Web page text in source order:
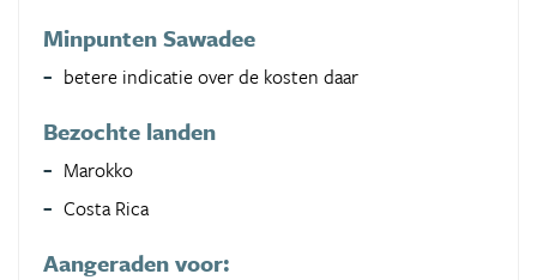
Minpunten Sawadee
betere indicatie over de kosten daar
Bezochte landen
Marokko
Costa Rica
Aangeraden voor: